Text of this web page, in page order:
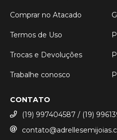
Comprar no Atacado
Termos de Uso
Trocas e Devoluções
Trabalhe conosco
CONTATO
(19) 997404587 / (19)